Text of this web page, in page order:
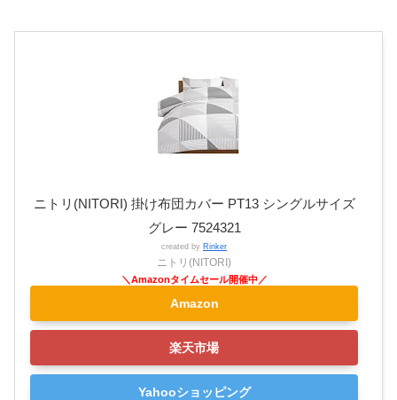
ニトリ(NITORI) 掛け布団カバー PT13 シングルサイズ
グレー 7524321
created by Rinker
ニトリ(NITORI)
Amazon
楽天市場
Yahooショッピング